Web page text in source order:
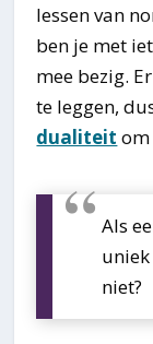
lessen van
ben je met
mee bezig.
te leggen,
dualiteit om
Als
niet?